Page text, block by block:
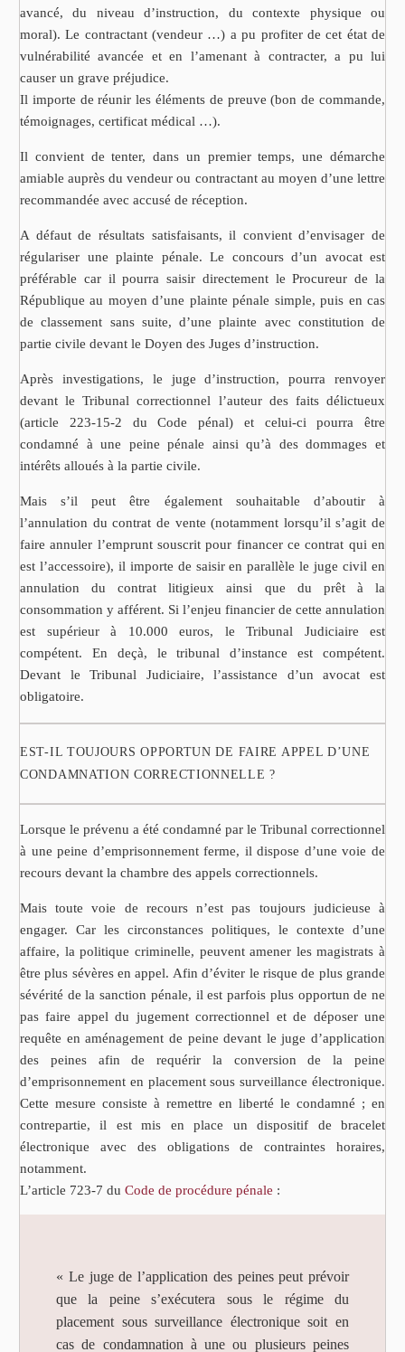
avancé, du niveau d’instruction, du contexte physique ou
moral). Le contractant (vendeur …) a pu profiter de cet état de
vulnérabilité avancée et en l’amenant à contracter, a pu lui
causer un grave préjudice.
Il importe de réunir les éléments de preuve (bon de commande,
témoignages, certificat médical …).
Il convient de tenter, dans un premier temps, une démarche
amiable auprès du vendeur ou contractant au moyen d’une lettre
recommandée avec accusé de réception.
A défaut de résultats satisfaisants, il convient d’envisager de
régulariser une plainte pénale. Le concours d’un avocat est
préférable car il pourra saisir directement le Procureur de la
République au moyen d’une plainte pénale simple, puis en cas
de classement sans suite, d’une plainte avec constitution de
partie civile devant le Doyen des Juges d’instruction.
Après investigations, le juge d’instruction, pourra renvoyer
devant le Tribunal correctionnel l’auteur des faits délictueux
(article 223-15-2 du Code pénal) et celui-ci pourra être
condamné à une peine pénale ainsi qu’à des dommages et
intérêts alloués à la partie civile.
Mais s’il peut être également souhaitable d’aboutir à
l’annulation du contrat de vente (notamment lorsqu’il s’agit de
faire annuler l’emprunt souscrit pour financer ce contrat qui en
est l’accessoire), il importe de saisir en parallèle le juge civil en
annulation du contrat litigieux ainsi que du prêt à la
consommation y afférent. Si l’enjeu financier de cette annulation
est supérieur à 10.000 euros, le Tribunal Judiciaire est
compétent. En deçà, le tribunal d’instance est compétent.
Devant le Tribunal Judiciaire, l’assistance d’un avocat est
obligatoire.
EST-IL TOUJOURS OPPORTUN DE FAIRE APPEL D’UNE
CONDAMNATION CORRECTIONNELLE ?
Lorsque le prévenu a été condamné par le Tribunal correctionnel
à une peine d’emprisonnement ferme, il dispose d’une voie de
recours devant la chambre des appels correctionnels.
Mais toute voie de recours n’est pas toujours judicieuse à
engager. Car les circonstances politiques, le contexte d’une
affaire, la politique criminelle, peuvent amener les magistrats à
être plus sévères en appel. Afin d’éviter le risque de plus grande
sévérité de la sanction pénale, il est parfois plus opportun de ne
pas faire appel du jugement correctionnel et de déposer une
requête en aménagement de peine devant le juge d’application
des peines afin de requérir la conversion de la peine
d’emprisonnement en placement sous surveillance électronique.
Cette mesure consiste à remettre en liberté le condamné ; en
contrepartie, il est mis en place un dispositif de bracelet
électronique avec des obligations de contraintes horaires,
notamment.
L’article 723-7 du Code de procédure pénale :
« Le juge de l’application des peines peut prévoir
que la peine s’exécutera sous le régime du
placement sous surveillance électronique soit en
cas de condamnation à une ou plusieurs peines